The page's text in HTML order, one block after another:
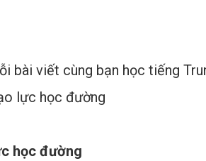
bài viết cùng bạn học tiếng
lực học đường
học đường